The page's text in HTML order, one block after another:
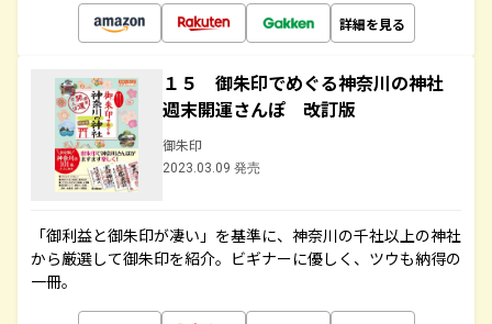
詳細を見る
１５ 御朱印でめぐる神奈川の神社
週末開運さんぽ 改訂版
御朱印
2023.03.09 発売
「御利益と御朱印が凄い」を基準に、神奈川の千社以上の神社
から厳選して御朱印を紹介。ビギナーに優しく、ツウも納得の
一冊。